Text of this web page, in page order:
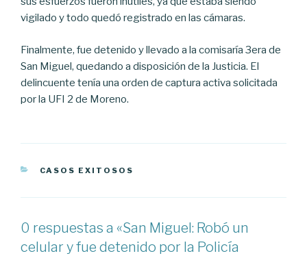
vigilado y todo quedó registrado en las cámaras.
Finalmente, fue detenido y llevado a la comisaría 3era de
San Miguel, quedando a disposición de la Justicia. El
delincuente tenía una orden de captura activa solicitada
por la UFI 2 de Moreno.
CATEGORÍAS
CASOS EXITOSOS
0 respuestas a «San Miguel: Robó un
celular y fue detenido por la Policía